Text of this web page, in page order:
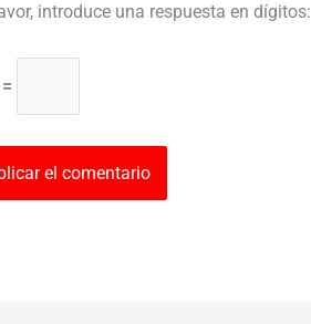
introduce una respuesta en dígitos: